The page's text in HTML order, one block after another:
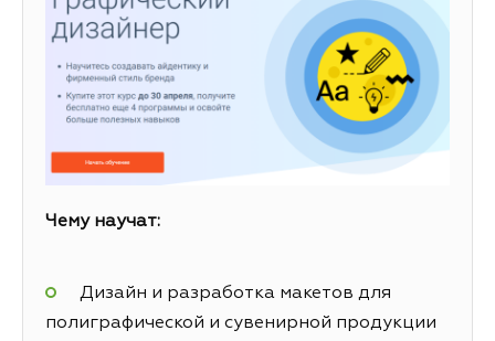
Чему научат:
Дизайн и разработка макетов для
полиграфической и сувенирной продукции